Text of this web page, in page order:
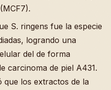
S. ringens fue la especie
logrando una
del de forma
carcinoma de piel A431.
que los extractos de la